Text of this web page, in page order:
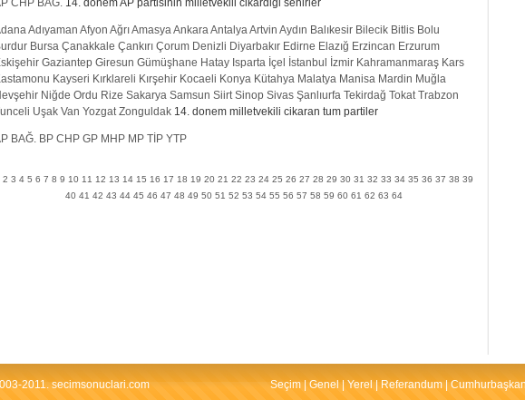
CHP BAĞ. 14. donem AP partisinin milletvekili cikardigi sehirler
Adıyaman Afyon AğrıAmasyaAnkaraAntalyaArtvin Aydın Balıkesir Bilecik Bitlis Bolu
Bursa Çanakkale Çankırı Çorum Denizli Diyarbakır Edirne Elazığ Erzincan Erzurum
Gaziantep Giresun Gümüşhane Hatay Isparta İçel İstanbul İzmir Kahramanmaraş Kars
Kayseri Kırklareli Kırşehir Kocaeli Konya Kütahya Malatya Manisa Mardin Muğla
Niğde Ordu Rize Sakarya Samsun Siirt Sinop Sivas Şanlıurfa Tekirdağ Tokat Trabzon
Uşak Van Yozgat Zonguldak 14. donem milletvekili cikaran tum partiler
BAĞ. BP CHP GP MHP MP TİP YTP
2 3 4 5 6 7 8 9 10 11 12 13 14 15 16 17 18 19 20 21 22 23 24 25 26 27 28 29 30 31 32 33 34 35 36 37 38 39
40 41 42 43 44 45 46 47 48 49 50 51 52 53 54 55 56 57 58 59 60 61 62 63 64
2011. secimsonuclari.com Seçim Genel Yerel Referandum